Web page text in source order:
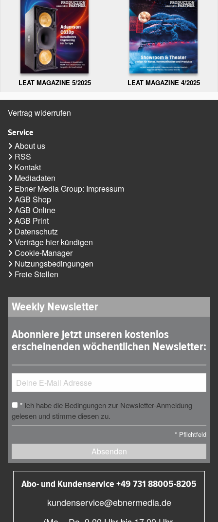
LEAT MAGAZINE 5/2025 LEAT MAGAZINE 4/2025
Vertrag widerrufen
Service
About us
RSS
Kontakt
Mediadaten
Ebner Media Group: Impressum
AGB Shop
AGB Online
AGB Print
Datenschutz
Verträge hier kündigen
Cookie-Manager
Nutzungsbedingungen
Freie Stellen
Weekly Newsletter
Abonniere jetzt unseren kostenlos
erscheinenden wöchentlichen Newsletter:
* Ich habe die Bedingungen zur Newsletter-Anmeldung
gelesen und stimme diesen zu.
* Pflichtfeld
Absenden
Abo- und Kundenservice +49 731 88005-8205
kundenservice@ebnermedia.de